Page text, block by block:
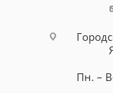
Пн. –